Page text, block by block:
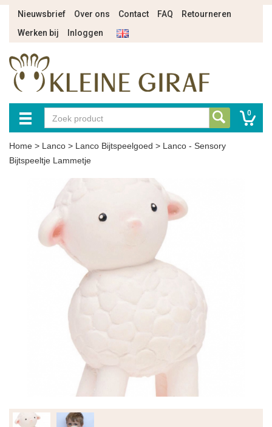
Nieuwsbrief Over ons Contact FAQ
Retourneren
Werken bij
Inloggen
0
Home > Lanco > Lanco Bijtspeelgoed > Lanco - Sensory
Bijtspeeltje Lammetje